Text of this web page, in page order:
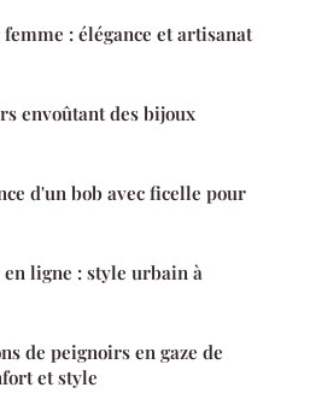
: élégance et artisanat
envoûtant des bijoux
d'un bob avec ficelle pour
ligne : style urbain à
de peignoirs en gaze de
et style